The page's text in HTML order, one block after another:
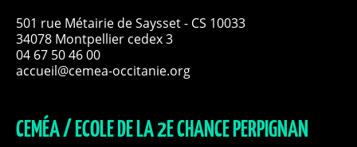
501 rue Métairie de Saysset - CS 10033
34078 Montpellier cedex 3
04 67 50 46 00
accueil@cemea-occitanie.org
CEMÉA / ECOLE DE LA 2E CHANCE PERPIGNAN